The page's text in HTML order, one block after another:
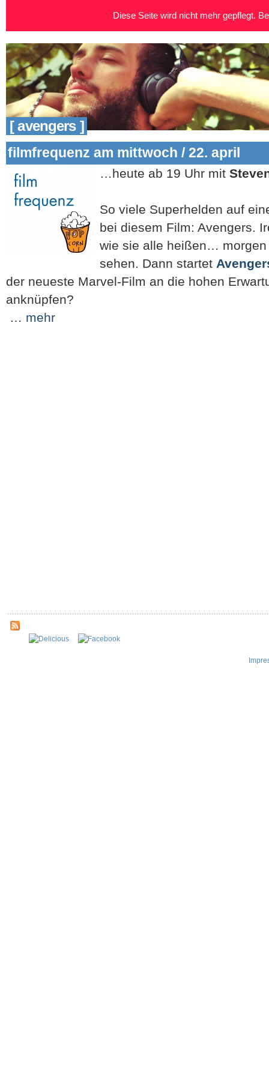
[ avengers ]
filmfrequenz am mittwoch / 22. april
…heute ab 19 Uhr mit
So viele Superhelden auf
bei diesem Film: Avengers.
wie sie alle heißen…
sehen. Dann startet
der neueste Marvel-Film an die hohen
anknüpfen?
… mehr
Diese Seite wird nicht mehr gepflegt.